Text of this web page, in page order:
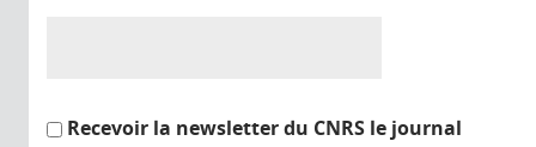
Recevoir la newsletter du CNRS le journal